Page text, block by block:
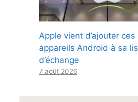
Apple vient d’ajouter
appareils Android à sa
d’échange
7 août 2026